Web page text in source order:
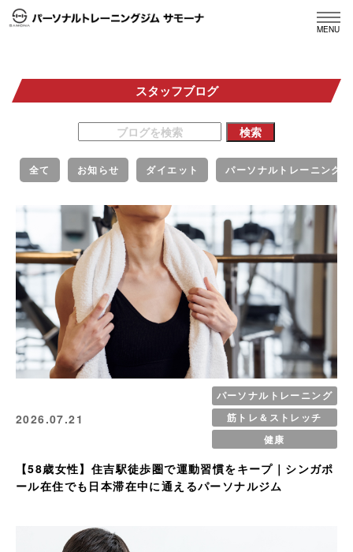
MENU
スタッフブログ
全て お知らせ ダイエット パーソナルトレーニング
2026.07.21
パーソナルトレーニング
筋トレ＆ストレッチ
健康
【58歳女性】住吉駅徒歩圏で運動習慣をキープ｜シンガポ
ール在住でも日本滞在中に通えるパーソナルジム